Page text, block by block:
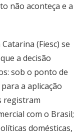
não aconteça e a
(Fiesc) se
a decisão
sob o ponto de
a aplicação
registram
com o Brasil;
domésticas,